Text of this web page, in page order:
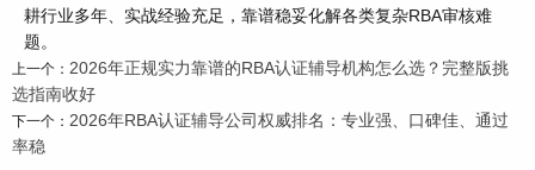
耕行业多年、实战经验充足，靠谱稳妥化解各类复杂RBA审核难
题。
上一个： 2026年正规实力靠谱的RBA认证辅导机构怎么选？完整版挑
选指南收好
下一个： 2026年RBA认证辅导公司权威排名：专业强、口碑佳、通过
率稳